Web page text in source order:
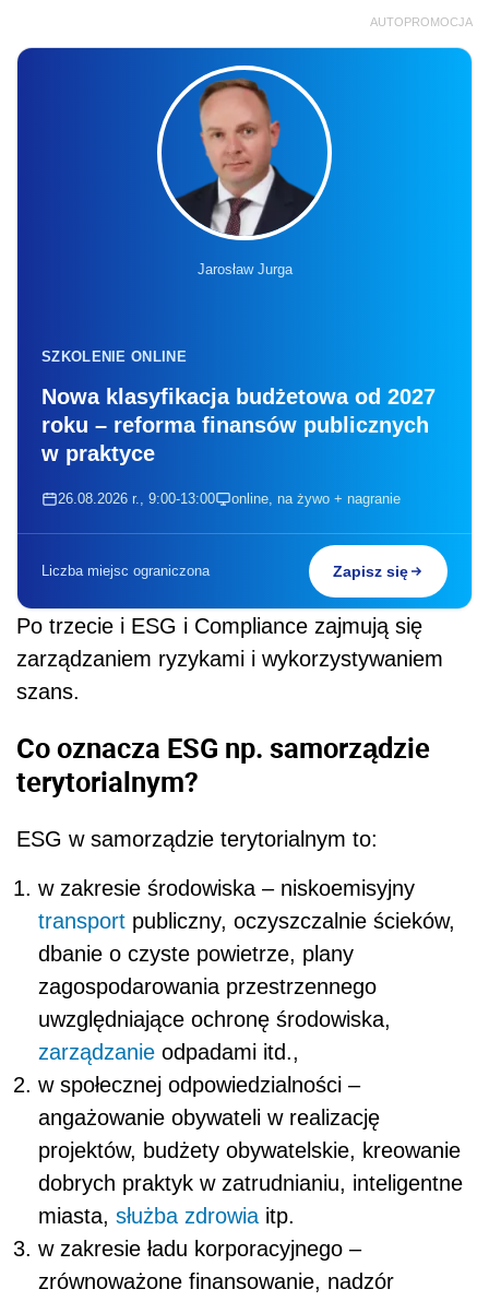
AUTOPROMOCJA
Jarosław Jurga
SZKOLENIE ONLINE
Nowa klasyfikacja budżetowa od 2027
roku – reforma finansów publicznych
w praktyce
26.08.2026 r., 9:00-13:00 online, na żywo + nagranie
Liczba miejsc ograniczona Zapisz się
Po trzecie i ESG i Compliance zajmują się
zarządzaniem ryzykami i wykorzystywaniem
szans.
Co oznacza ESG np. samorządzie
terytorialnym?
ESG w samorządzie terytorialnym to:
w zakresie środowiska – niskoemisyjny
transport publiczny, oczyszczalnie ścieków,
dbanie o czyste powietrze, plany
zagospodarowania przestrzennego
uwzględniające ochronę środowiska,
zarządzanie odpadami itd.,
w społecznej odpowiedzialności –
angażowanie obywateli w realizację
projektów, budżety obywatelskie, kreowanie
dobrych praktyk w zatrudnianiu, inteligentne
miasta, służba zdrowia itp.
w zakresie ładu korporacyjnego –
zrównoważone finansowanie, nadzór